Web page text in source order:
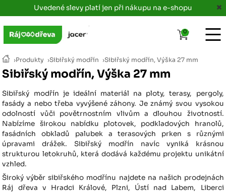
Uvedené slevy platí jen při nákupu na e-shopu
›Produkty ›Sibiřský modřín ›Sibiřský modřín, Výška 27 mm
Sibiřský modřín, Výška 27 mm
Sibiřský modřín je ideální materiál na ploty, terasy, pergoly,
fasády a nebo třeba vyvýšené záhony. Je známý svou vysokou
odolností vůči povětrnostním vlivům a dlouhou životností.
Nabízíme širokou nabídku plotovek, podkladových hranolů,
fasádních obkladů palubek a terasových prken s různými
úpravami drážek. Sibiřský modřín navíc vyniká krásnou
strukturou letokruhů, která dodává každému projektu unikátní
vzhled.
Široký výběr sibiřského modřínu najdete na našich prodejnách
Ráj dřeva v Hradci Králové, Plzni, Ústí nad Labem, Liberci
0